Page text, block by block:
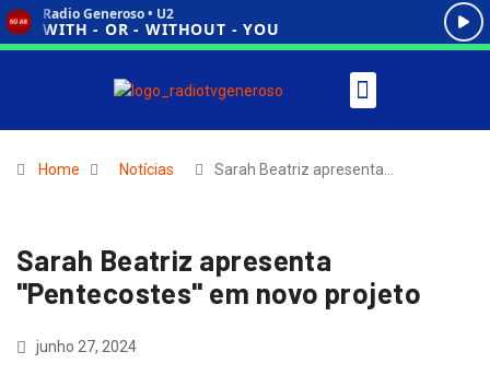
Home Notícias Sarah Beatriz apresenta…
Sarah Beatriz apresenta
"Pentecostes" em novo projeto
junho 27, 2024